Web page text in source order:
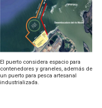
El puerto considera espacio para
contenedores y graneles, además de
un puerto para pesca artesanal
industrializada.